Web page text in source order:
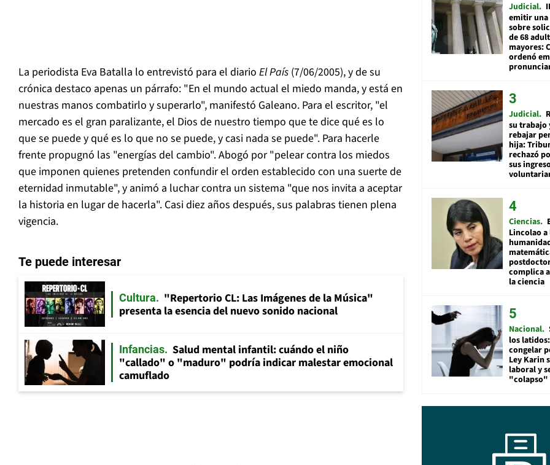
La periodista Eva Batalla lo entrevistó para el diario El País (7/06/2005), y de su
crónica destaco apenas un párrafo: "En el mundo actual el miedo manda, y está en
nuestras manos combatirlo y superarlo", manifestó Galeano. Para el escritor, "el
mercado es el gran paralizante, el Dios de nuestro tiempo que te dice qué es lo
que se puede y qué es lo que no se puede, y casi nada se puede". Para hacerle
frente propugnó las "energías del cambio". Abogó por "pelear contra los miedos
que imponen quienes pretenden confundir el orden establecido con una suerte de
eternidad inmutable", y animó a luchar contra un sistema "que nos invita a aceptar
la historia en lugar de hacerla". Casi diez años después, sus palabras tienen plena
vigencia.
Te puede interesar
Cultura
"Repertorio CL: Las Imágenes de la Música"
presenta la esencia del nuevo sonido nacional
Infancias
Salud mental infantil: cuándo el niño
"callado" o "maduro" podría indicar malestar emocional
camuflado
Judicial
emitir
sobre
de 68
mayores:
ordenó
Judicial
su trabajo
rebajar
hija:
rechazó
sus
Ciencias
Lincolao a
complica
la ciencia
Nacional
los
congelar
Ley Karin
laboral y
"colapso"